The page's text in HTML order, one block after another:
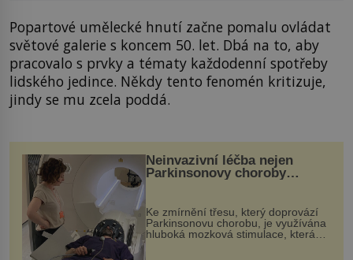
Popartové umělecké hnutí začne pomalu ovládat
světové galerie s koncem 50. let. Dbá na to, aby
pracovalo s prvky a tématy každodenní spotřeby
lidského jedince. Někdy tento fenomén kritizuje,
jindy se mu zcela poddá.
Neinvazivní léčba nejen
Parkinsonovy choroby
Ke zmírnění třesu, který doprovází
Parkinsonovu chorobu, je využívána
hluboká mozková stimulace, která
však vyžaduje vysoce invazivní